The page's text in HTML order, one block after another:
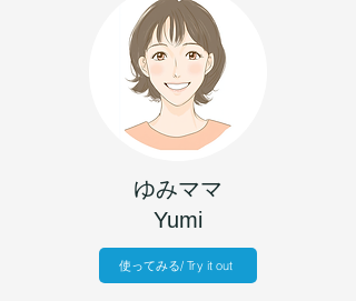
ゆみママ
Yumi
使ってみる/ Try it out